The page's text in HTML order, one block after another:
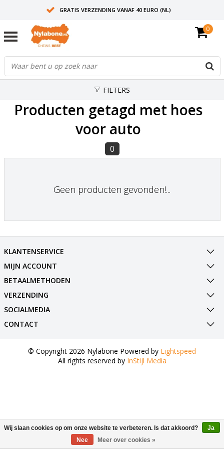
GRATIS VERZENDING VANAF 40 EURO (NL)
0
FILTERS
Producten getagd met hoes
voor auto
0
Geen producten gevonden!...
KLANTENSERVICE
MIJN ACCOUNT
BETAALMETHODEN
VERZENDING
SOCIALMEDIA
CONTACT
© Copyright 2026 Nylabone Powered by Lightspeed
All rights reserved by InStijl Media
Wij slaan cookies op om onze website te verbeteren. Is dat akkoord?
Ja
Nee
Meer over cookies »